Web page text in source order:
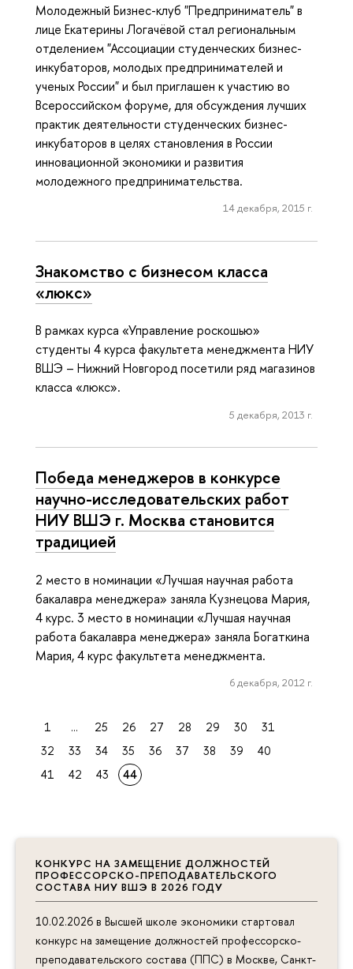
КОНКУРС НА ЗАМЕЩЕНИЕ ДОЛЖНОСТЕЙ
ПРОФЕССОРСКО-ПРЕПОДАВАТЕЛЬСКОГО
СОСТАВА НИУ ВШЭ В 2026 ГОДУ
10.02.2026 в Высшей школе экономики стартовал
конкурс на замещение должностей профессорско-
преподавательского состава (ППС) в Москве, Санкт-
Молодежный Бизнес-клуб "Предприниматель" в
лице Екатерины Логачёвой стал региональным
отделением "Ассоциации студенческих бизнес-
инкубаторов, молодых предпринимателей и
ученых России" и был приглашен к участию во
Всероссийском форуме, для обсуждения лучших
практик деятельности студенческих бизнес-
инкубаторов в целях становления в России
инновационной экономики и развития
молодежного предпринимательства.
14 декабря, 2015 г.
Знакомство с бизнесом класса
«люкс»
В рамках курса «Управление роскошью»
студенты 4 курса факультета менеджмента НИУ
ВШЭ – Нижний Новгород посетили ряд магазинов
класса «люкс».
5 декабря, 2013 г.
Победа менеджеров в конкурсе
научно-исследовательских работ
НИУ ВШЭ г. Москва становится
традицией
2 место в номинации «Лучшая научная работа
бакалавра менеджера» заняла Кузнецова Мария,
4 курс. 3 место в номинации «Лучшая научная
работа бакалавра менеджера» заняла Богаткина
Мария, 4 курс факультета менеджмента.
6 декабря, 2012 г.
1 ... 25 26 27 28 29 30
31
32
33 34 35 36 37 38 39
40
41
42 43 44